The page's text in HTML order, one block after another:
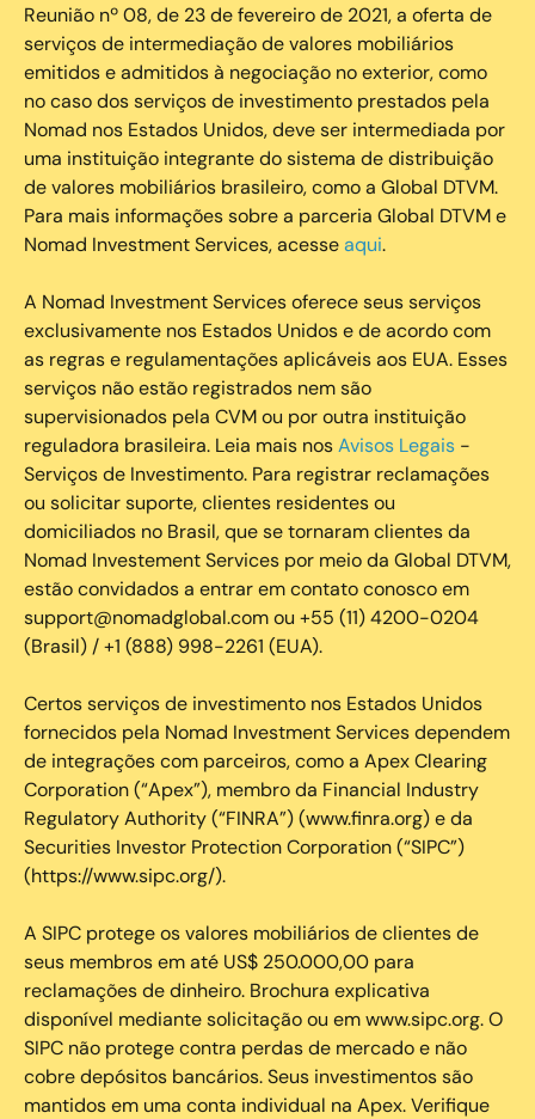
Reunião nº 08, de 23 de fevereiro de 2021, a oferta de
serviços de intermediação de valores mobiliários
emitidos e admitidos à negociação no exterior, como
no caso dos serviços de investimento prestados pela
Nomad nos Estados Unidos, deve ser intermediada por
uma instituição integrante do sistema de distribuição
de valores mobiliários brasileiro, como a Global DTVM.
Para mais informações sobre a parceria Global DTVM e
Nomad Investment Services, acesseaqui.
A Nomad Investment Services oferece seus serviços
exclusivamente nos Estados Unidos e de acordo com
as regras e regulamentações aplicáveis aos EUA. Esses
serviços não estão registrados nem são
supervisionados pela CVM ou por outra instituição
reguladora brasileira. Leia mais nosAvisos Legais -
Serviços de Investimento. Para registrar reclamações
ou solicitar suporte, clientes residentes ou
domiciliados no Brasil, que se tornaram clientes da
Nomad Investement Services por meio da Global DTVM,
estão convidados a entrar em contato conosco em
support@nomadglobal.com ou +55 (11) 4200-0204
(Brasil) / +1 (888) 998-2261 (EUA).
Certos serviços de investimento nos Estados Unidos
fornecidos pela Nomad Investment Services dependem
de integrações com parceiros, como a Apex Clearing
Corporation (“Apex”), membro da Financial Industry
Regulatory Authority (“FINRA”) (www.finra.org) e da
Securities Investor Protection Corporation (“SIPC”)
(https://www.sipc.org/).
A SIPC protege os valores mobiliários de clientes de
seus membros em até US$ 250.000,00 para
reclamações de dinheiro. Brochura explicativa
disponível mediante solicitação ou em www.sipc.org. O
SIPC não protege contra perdas de mercado e não
cobre depósitos bancários. Seus investimentos são
mantidos em uma conta individual na Apex. Verifique